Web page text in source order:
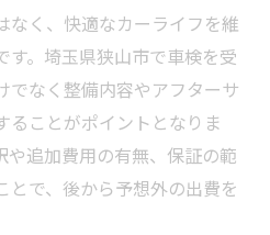
口コミ活用術を解説
な整備履歴のチェック法
用で安心の毎日を実現
日常を安心に変える理由
更新のスムーズな進め方
用した賢い中古車運用術
なく、快適なカーライフを維
す。埼玉県狭山市で車検を受
でなく整備内容やアフターサ
ることがポイントとなりま
や追加費用の有無、保証の範
とで、後から予想外の出費を